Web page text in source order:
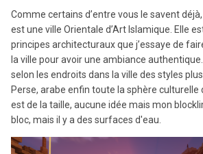
Comme certains d’entre vous le savent
est une ville Orientale d’Art Islamique. Elle
principes architecturaux que j’essaye de
la ville pour avoir une ambiance
selon les endroits dans la ville des styles
Perse, arabe enfin toute la sphère culturelle
est de la taille, aucune idée mais mon
bloc, mais il y a des surfaces d'eau.